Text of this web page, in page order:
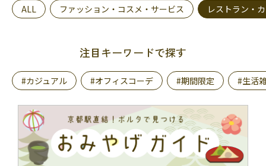
ALL ファッション・コスメ・サービス レストラン・
注目キーワードで探す
#カジュアル #オフィスコーデ #期間限定 #生活